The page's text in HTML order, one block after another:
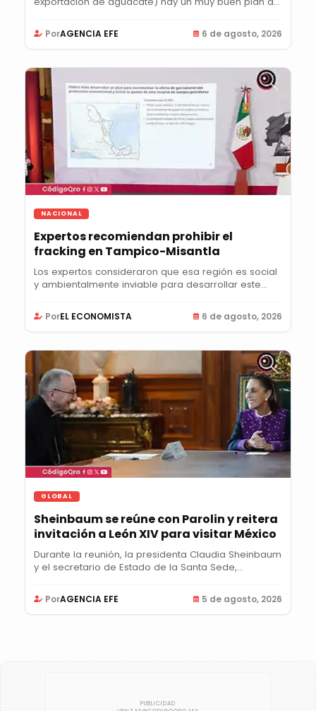
PorAGENCIA EFE 6 de agosto, 2026
NACIONAL
Expertos recomiendan prohibir el
fracking en Tampico-Misantla
Los expertos consideraron que esa región es social
y ambientalmente inviable para desarrollar este...
PorEL ECONOMISTA 6 de agosto, 2026
GLOBAL
Sheinbaum se reúne con Parolin y reitera
invitación a León XIV para visitar México
Durante la reunión, la presidenta Claudia Sheinbaum
y el secretario de Estado de la Santa Sede,...
PorAGENCIA EFE 5 de agosto, 2026